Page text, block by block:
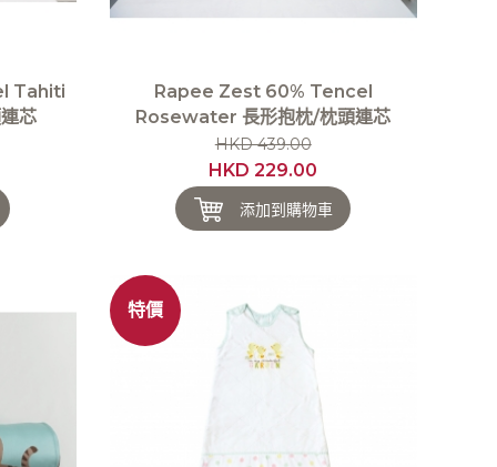
Tahiti
芯
Rapee Zest 60% Tencel
Rosewater 長形抱枕/枕頭連芯
HKD 439.00
HKD 229.00
添加到購物車
特價